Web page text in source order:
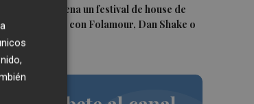
Roig Arena estrena un festival de house de
de 10 horas con Folamour, Dan Shake o
Basement